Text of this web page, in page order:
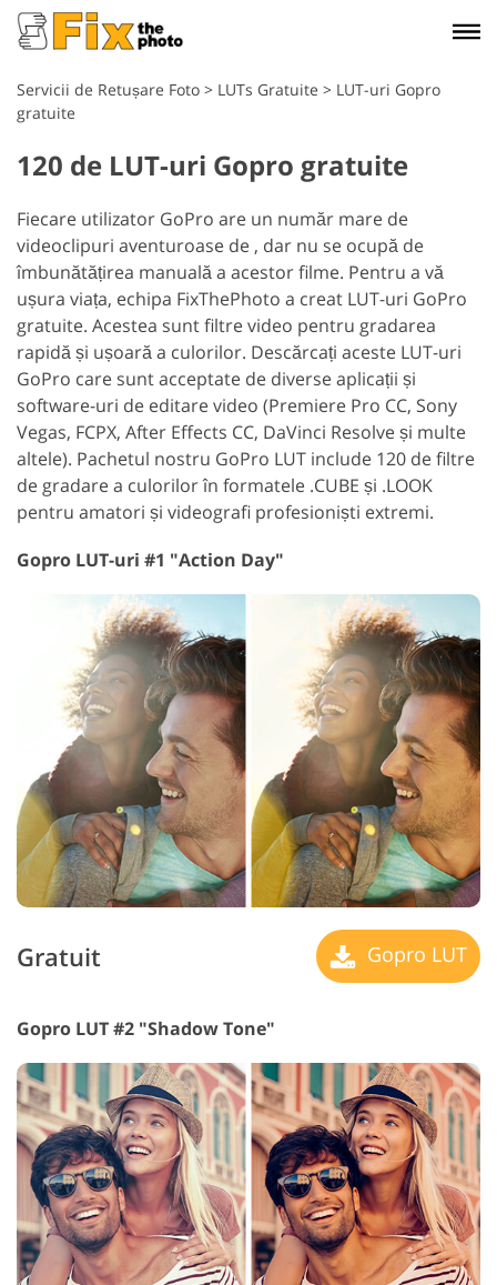
Servicii de Retușare Foto > LUTs Gratuite > LUT-uri Gopro
gratuite
120 de LUT-uri Gopro gratuite
Fiecare utilizator GoPro are un număr mare de
videoclipuri aventuroase de , dar nu se ocupă de
îmbunătățirea manuală a acestor filme. Pentru a vă
ușura viața, echipa FixThePhoto a creat LUT-uri GoPro
gratuite. Acestea sunt filtre video pentru gradarea
rapidă și ușoară a culorilor. Descărcați aceste LUT-uri
GoPro care sunt acceptate de diverse aplicații și
software-uri de editare video (Premiere Pro CC, Sony
Vegas, FCPX, After Effects CC, DaVinci Resolve și multe
altele). Pachetul nostru GoPro LUT include 120 de filtre
de gradare a culorilor în formatele .CUBE și .LOOK
pentru amatori și videografi profesioniști extremi.
Gopro LUT-uri #1 "Action Day"
Gratuit Gopro LUT
Gopro LUT #2 "Shadow Tone"